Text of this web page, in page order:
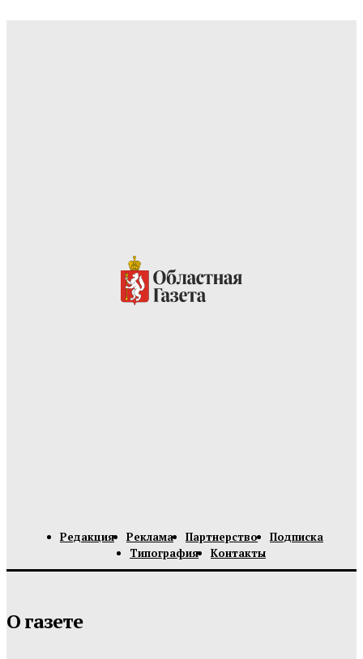
Редакция Реклама Партнерство
Подписка
Типография
Контакты
О газете